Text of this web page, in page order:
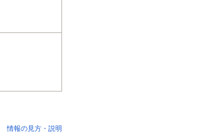
情報の見方・説明